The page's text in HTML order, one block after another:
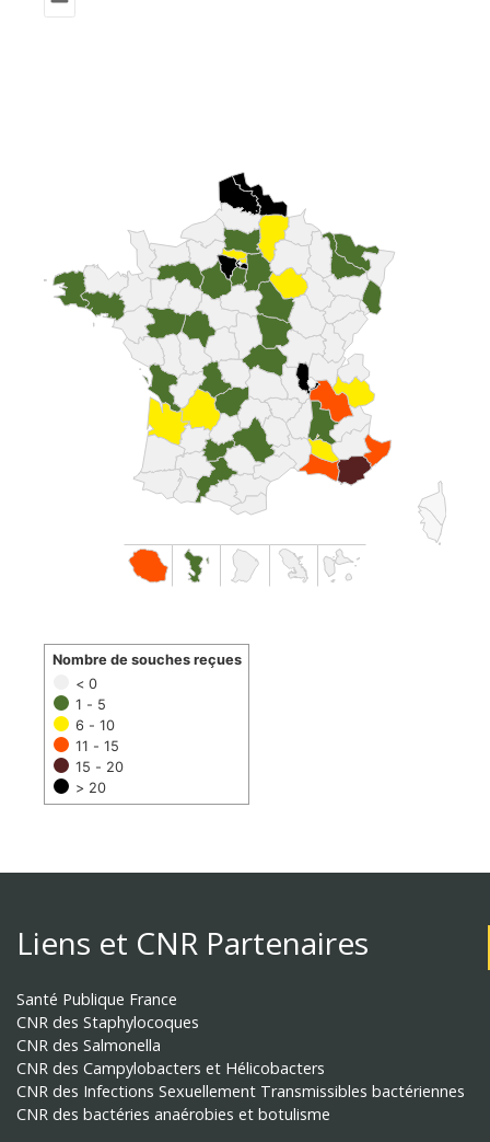
< 0
1 - 5
6 - 10
11 - 15
15 - 20
> 20
Nombre de souches reçues
Liens et CNR Partenaires
Santé Publique France
CNR des Staphylocoques
CNR des Salmonella
CNR des Campylobacters et Hélicobacters
CNR des Infections Sexuellement Transmissibles bactériennes
CNR des bactéries anaérobies et botulisme